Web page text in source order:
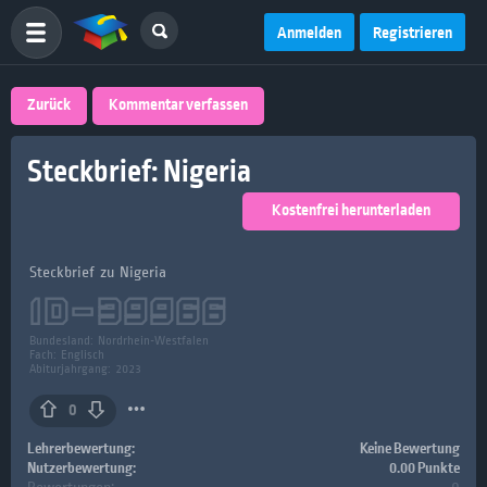
Anmelden Registrieren
Zurück Kommentar verfassen
Steckbrief: Nigeria
Kostenfrei herunterladen
Lehrerbewertung:
Keine Bewertung
Nutzerbewertung:
0.00 Punkte
Steckbrief zu Nigeria
ID-39966
Bundesland: Nordrhein-Westfalen
Fach: Englisch
Abiturjahrgang: 2023
0